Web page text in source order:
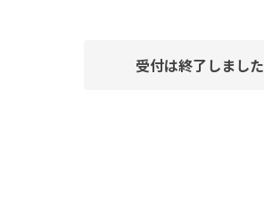
受付は終了しました